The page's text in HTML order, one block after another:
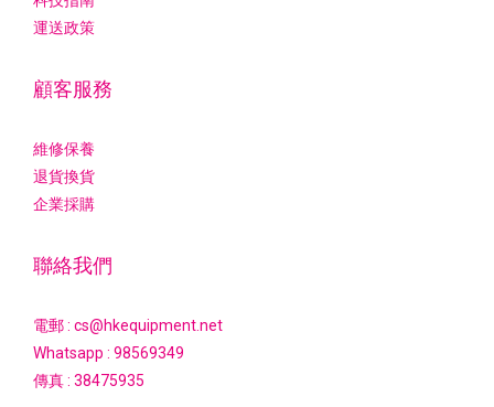
運送政策
顧客服務
維修保養
退貨換貨
企業採購
聯絡我們
電郵 : cs@hkequipment.net
Whatsapp : 98569349
傳真 : 38475935